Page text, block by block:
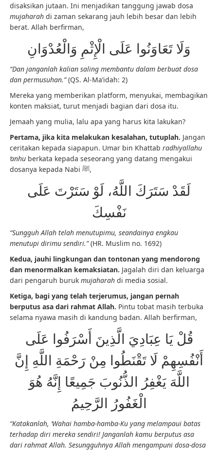
disaksikan jutaan. Ini menjadikan tanggung jawab dosa
mujaharah di zaman sekarang jauh lebih besar dan lebih
berat. Allah berfirman,
وَلَا تَعَاوَنُوا عَلَى الْإِثْمِ وَالْعُدْوَانِ
“Dan janganlah kalian saling membantu dalam berbuat dosa
dan permusuhan.”(QS. Al-Ma’idah: 2)
Mereka yang memberikan platform, menyukai, membagikan
konten maksiat, turut menjadi bagian dari dosa itu.
Jemaah yang mulia, lalu apa yang harus kita lakukan?
Pertama, jika kita melakukan kesalahan, tutuplah. Jangan
ceritakan kepada siapapun. Umar bin Khattab radhiyallahu
‘anhu berkata kepada seseorang yang datang mengakui
dosanya kepada Nabi ﷺ,
لَقَدْ سَتَرَكَ اللَّهُ، لَوْ سَتَرْتَ عَلَى
نَفْسِكَ
“Sungguh Allah telah menutupimu, seandainya engkau
menutupi dirimu sendiri.”(HR. Muslim no. 1692)
Kedua, jauhi lingkungan dan tontonan yang mendorong
dan menormalkan kemaksiatan. Jagalah diri dan keluarga
dari pengaruh buruk mujaharah di media sosial.
Ketiga, bagi yang telah terjerumus, jangan pernah
berputus asa dari rahmat Allah. Pintu tobat masih terbuka
selama nyawa masih di kandung badan. Allah berfirman,
قُلْ يَا عِبَادِيَ الَّذِينَ أَسْرَفُوا عَلَى
أَنْفُسِهِمْ لَا تَقْنَطُوا مِنْ رَحْمَةِ اللَّهِ إِنَّ
اللَّهَ يَغْفِرُ الذُّنُوبَ جَمِيعًا إِنَّهُ هُوَ
الْغَفُورُ الرَّحِيمُ
“Katakanlah, ‘Wahai hamba-hamba-Ku yang melampaui batas
terhadap diri mereka sendiri! Janganlah kamu berputus asa
dari rahmat Allah. Sesungguhnya Allah mengampuni dosa-dosa